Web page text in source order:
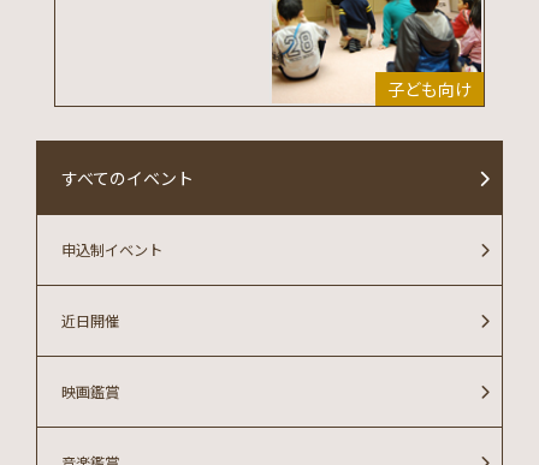
子ども向け
すべてのイベント
映画鑑賞
近日開催
申込制イベント